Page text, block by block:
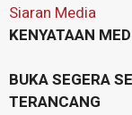
Siaran Media
KENYATAAN
BUKA SEGERA
TERANCANG